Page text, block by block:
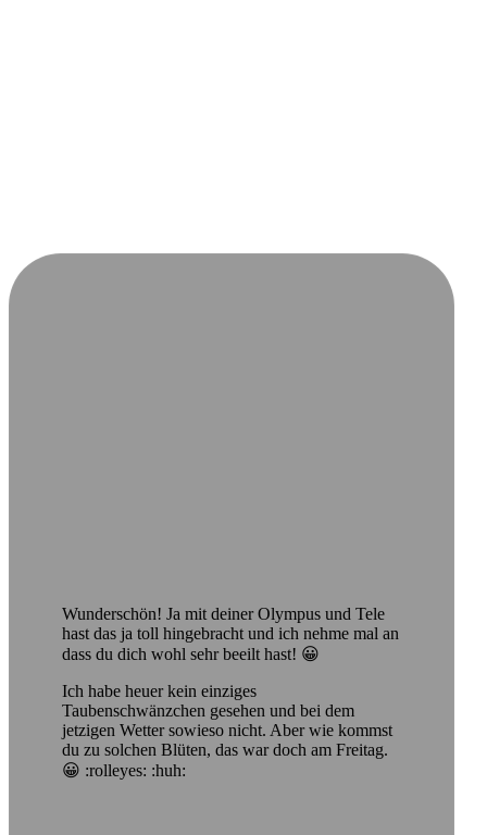
Wunderschön! Ja mit deiner Olympus und Tele
hast das ja toll hingebracht und ich nehme mal an
dass du dich wohl sehr beeilt hast! 😀
Ich habe heuer kein einziges
Taubenschwänzchen gesehen und bei dem
jetzigen Wetter sowieso nicht. Aber wie kommst
du zu solchen Blüten, das war doch am Freitag.
😀 :rolleyes: :huh: